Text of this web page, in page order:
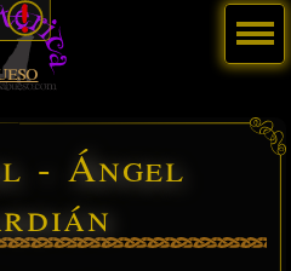
- Ángel
Menú